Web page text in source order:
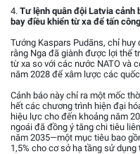
4. Tư lệnh quân đội Latvia cảnh
bay điều khiển từ xa để tấn
Tướng Kaspars Pudāns, chỉ
rằng Nga đã giành được lợi thế
từ xa so với các nước NATO và
năm 2028 để xâm lược các
Cảnh báo này chỉ ra một mốc
hết các chương trình hiện đại
hiệu lực cho đến khoảng năm
ngoái đã đồng ý tăng chi tiêu
năm 2035—một mục tiêu bao
1,5% cho cơ sở hạ tầng sử